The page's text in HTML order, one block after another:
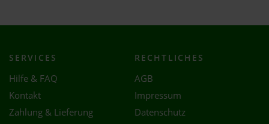
SERVICES
Hilfe & FAQ
Kontakt
Zahlung & Lieferung
RECHTLICHES
AGB
Impressum
Datenschutz